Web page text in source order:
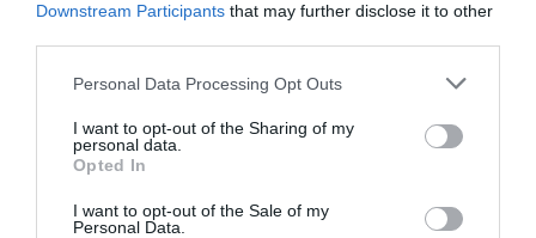
Downstream Participants that may further disclose it to other
Personal Data Processing Opt Outs
I want to opt-out of the Sharing of my
personal data.
Opted In
I want to opt-out of the Sale of my
Personal Data.